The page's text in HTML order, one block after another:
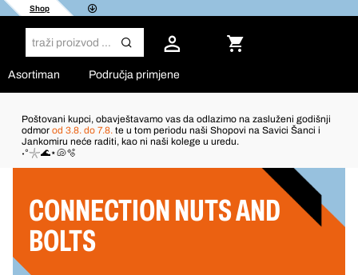
Shop
Asortiman Područja primjene
Poštovani kupci, obavještavamo vas da odlazimo na zasluženi godišnji
odmor od 3.8. do 7.8. te u tom periodu naši Shopovi na Savici Šanci i
Jankomiru neće raditi, kao ni naši kolege u uredu.
˖°𓇼🌊⋆🐚🫧
CONNECTION NUTS AND
BOLTS
Filter